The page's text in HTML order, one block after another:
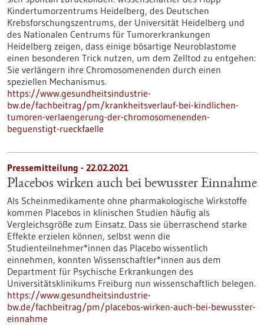
Kindertumorzentrums Heidelberg, des Deutschen
Krebsforschungszentrums, der Universität Heidelberg und
des Nationalen Centrums für Tumorerkrankungen
Heidelberg zeigen, dass einige bösartige Neuroblastome
einen besonderen Trick nutzen, um dem Zelltod zu entgehen:
Sie verlängern ihre Chromosomenenden durch einen
speziellen Mechanismus.
https://www.gesundheitsindustrie-
bw.de/fachbeitrag/pm/krankheitsverlauf-bei-kindlichen-
tumoren-verlaengerung-der-chromosomenenden-
beguenstigt-rueckfaelle
Pressemitteilung - 22.02.2021
Placebos wirken auch bei bewusster Einnahme
Als Scheinmedikamente ohne pharmakologische Wirkstoffe
kommen Placebos in klinischen Studien häufig als
Vergleichsgröße zum Einsatz. Dass sie überraschend starke
Effekte erzielen können, selbst wenn die
Studienteilnehmer*innen das Placebo wissentlich
einnehmen, konnten Wissenschaftler*innen aus dem
Department für Psychische Erkrankungen des
Universitätsklinikums Freiburg nun wissenschaftlich belegen.
https://www.gesundheitsindustrie-
bw.de/fachbeitrag/pm/placebos-wirken-auch-bei-bewusster-
einnahme